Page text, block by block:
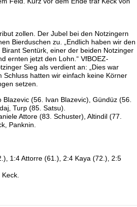
zollen. Der Jubel bei den Notzingern
Bierduschen zu. „Endlich haben wir den
Sentürk, einer der beiden Notzinger
ernten jetzt den Lohn.“ VfBOEZ-
Sieg als verdient an: „Dies war
hatten wir einfach keine Körner
setzen.
(56. Ivan Blazevic), Gündüz (56.
Turp (85. Satsu).
Attore (83. Schuster), Altindil (77.
Panknin.
1:4 Attorre (61.), 2:4 Kaya (72.), 2:5